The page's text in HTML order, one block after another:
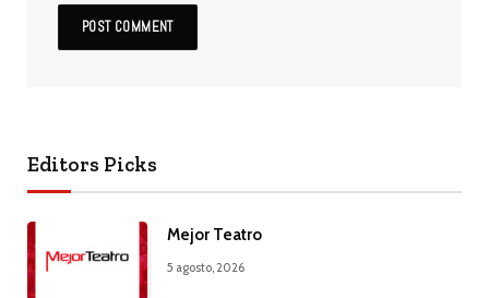
Editors Picks
Mejor Teatro
5 agosto, 2026